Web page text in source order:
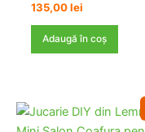
135,00lei
Adaugă în coș